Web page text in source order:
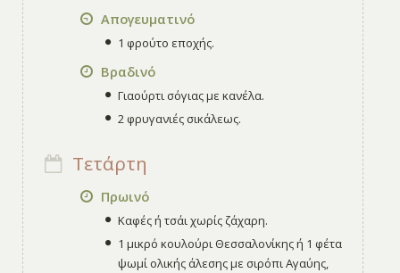
Απογευματινό
1 φρούτο εποχής.
Βραδινό
Γιαούρτι σόγιας με κανέλα.
2 φρυγανιές σικάλεως.
Τετάρτη
Πρωινό
Καφές ή τσάι χωρίς ζάχαρη.
1 μικρό κουλούρι Θεσσαλονίκης ή 1 φέτα
ψωμί ολικής άλεσης με σιρόπι Αγαύης,